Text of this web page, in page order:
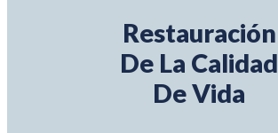
Restauración
De La Calidad
De Vida